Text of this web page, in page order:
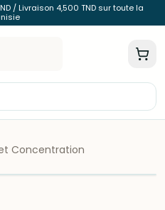
/ Livraison 4,500 TND sur toute la
Concentration